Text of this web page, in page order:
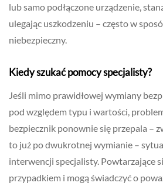
lub samo podłączone urządzenie,
ulegając uszkodzeniu – często w
niebezpieczny.
Kiedy szukać pomocy specjalisty?
Jeśli mimo prawidłowej wymiany
pod względem typu i wartości,
bezpiecznik ponownie się przepala –
to już po dwukrotnej wymianie –
interwencji specjalisty. Powtarzające
przypadkiem i mogą świadczyć o